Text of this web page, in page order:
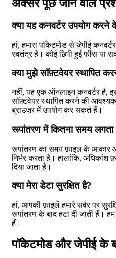
अक्सर पूछे जाने वाले
क्या यह कनवर्टर उपयोग करने
हां, हमारा पॉकेटमोड से जेपीई
स्वतंत्र है। कोई छिपी हुई फीस या
क्या मुझे सॉफ़्टवेयर स्थापित
नहीं, यह एक ऑनलाइन कनवर्टर है,
सॉफ़्टवेयर स्थापित करने की
ब्राउज़र में उपयोग कर सकते हैं।
रूपांतरण में कितना समय लगता
रूपांतरण का समय फ़ाइल के आकार
निर्भर करता है। हालांकि, अधिकांश
दिया जाता है।
क्या मेरा डेटा सुरक्षित है?
हां, आपकी फ़ाइलें हमारे सर्वर पर
रूपांतरण के बाद हटा दी जाती हैं।
हैं।
पॉकेटमोड और जेपीई के